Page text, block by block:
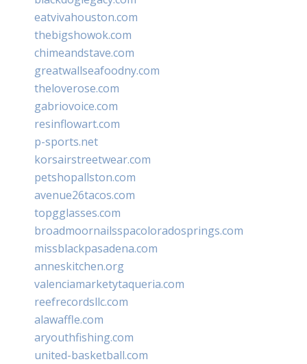
eatvivahouston.com
thebigshowok.com
chimeandstave.com
greatwallseafoodny.com
theloverose.com
gabriovoice.com
resinflowart.com
p-sports.net
korsairstreetwear.com
petshopallston.com
avenue26tacos.com
topgglasses.com
broadmoornailsspacoloradosprings.com
missblackpasadena.com
anneskitchen.org
valenciamarketytaqueria.com
reefrecordsllc.com
alawaffle.com
aryouthfishing.com
united-basketball.com